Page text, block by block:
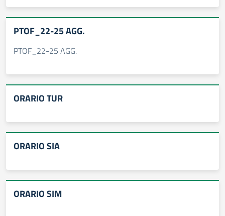
PTOF_22-25 AGG.
PTOF_22-25 AGG.
ORARIO TUR
ORARIO SIA
ORARIO SIM